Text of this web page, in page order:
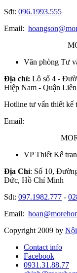
Sđt: 096.1993.555
Email:
Văn phòng Tư
Địa chỉ: Lô số 4 -
Hiệp Nam - Quận
Hotline tư vấn thiết kế
Email:
VP Thiết Kế
Địa Chỉ: Số 10,
Đức, Hồ Chí Minh
Sđt: 097.1982.777 -
Email:
Copyright 2009 by
Contact info
Facebook
0931.31.88.77